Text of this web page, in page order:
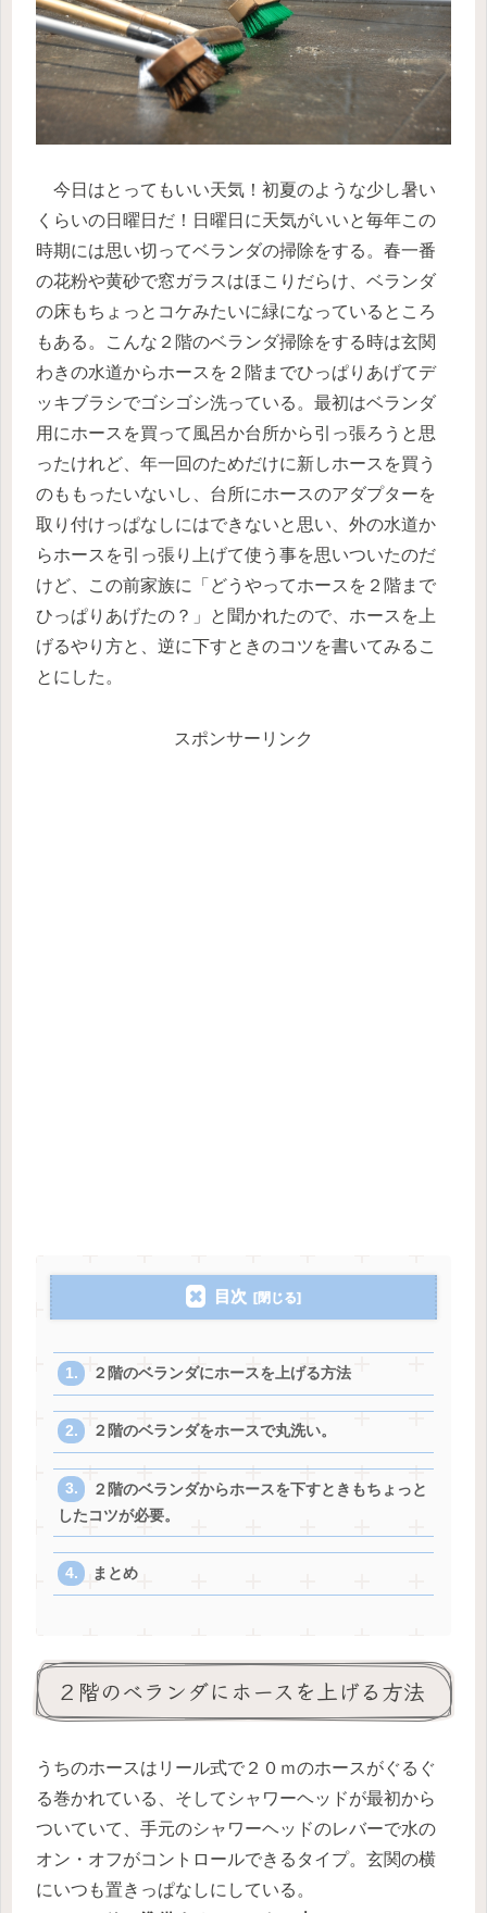
今日はとってもいい天気！初夏のような少し暑い
くらいの日曜日だ！日曜日に天気がいいと毎年この
時期には思い切ってベランダの掃除をする。春一番
の花粉や黄砂で窓ガラスはほこりだらけ、ベランダ
の床もちょっとコケみたいに緑になっているところ
もある。こんな２階のベランダ掃除をする時は玄関
わきの水道からホースを２階までひっぱりあげてデ
ッキブラシでゴシゴシ洗っている。最初はベランダ
用にホースを買って風呂か台所から引っ張ろうと思
ったけれど、年一回のためだけに新しホースを買う
のももったいないし、台所にホースのアダプターを
取り付けっぱなしにはできないと思い、外の水道か
らホースを引っ張り上げて使う事を思いついたのだ
けど、この前家族に「どうやってホースを２階まで
ひっぱりあげたの？」と聞かれたので、ホースを上
げるやり方と、逆に下すときのコツを書いてみるこ
とにした。
スポンサーリンク
目次
２階のベランダにホースを上げる方法
２階のベランダをホースで丸洗い。
２階のベランダからホースを下すときもちょっと
したコツが必要。
まとめ
２階のベランダにホースを上げる方法
うちのホースはリール式で２０ｍのホースがぐるぐ
る巻かれている、そしてシャワーヘッドが最初から
ついていて、手元のシャワーヘッドのレバーで水の
オン・オフがコントロールできるタイプ。玄関の横
にいつも置きっぱなしにしている。